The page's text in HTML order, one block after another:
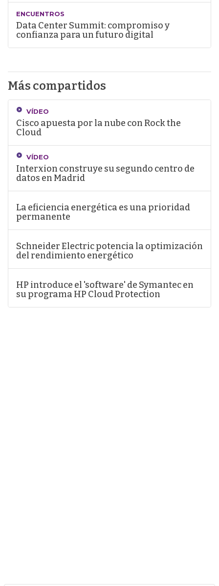
ENCUENTROS
Data Center Summit: compromiso y
confianza para un futuro digital
Más compartidos
VÍDEO
Cisco apuesta por la nube con Rock the
Cloud
VÍDEO
Interxion construye su segundo centro de
datos en Madrid
La eficiencia energética es una prioridad
permanente
Schneider Electric potencia la optimización
del rendimiento energético
HP introduce el 'software' de Symantec en
su programa HP Cloud Protection